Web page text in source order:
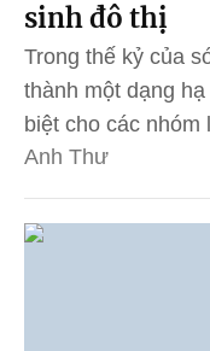
sinh đô thị
Trong thế kỷ của
thành một dạng
biệt cho các
Anh Thư